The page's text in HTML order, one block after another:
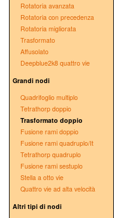
Rotatoria avanzata
Rotatoria con precedenza
Rotatoria migliorata
Trasformato
Affusolato
Deepblue2k8 quattro vie
Grandi nodi
Quadrifoglio multiplo
Tetrathorp doppio
Trasformato doppio
Fusione rami doppio
Fusione rami quadruplo/It
Tetrathorp quadruplo
Fusione rami sestuplo
Stella a otto vie
Quattro vie ad alta velocità
Altri tipi di nodi